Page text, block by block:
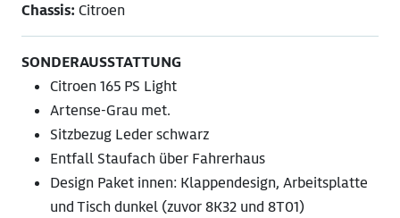
Chassis: Citroen
SONDERAUSSTATTUNG
Citroen 165 PS Light
Artense-Grau met.
Sitzbezug Leder schwarz
Entfall Staufach über Fahrerhaus
Design Paket innen: Klappendesign, Arbeitsplatte
und Tisch dunkel (zuvor 8K32 und 8T01)